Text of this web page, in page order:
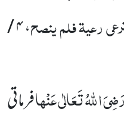
رعیۃ فلم ینصح ، ۴ /
ا للہُ تَعَالٰیعَنْہافرماتی